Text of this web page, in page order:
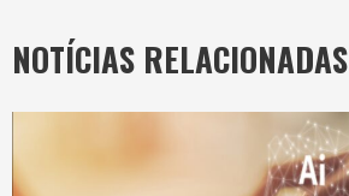
NOTÍCIAS RELACIONADAS